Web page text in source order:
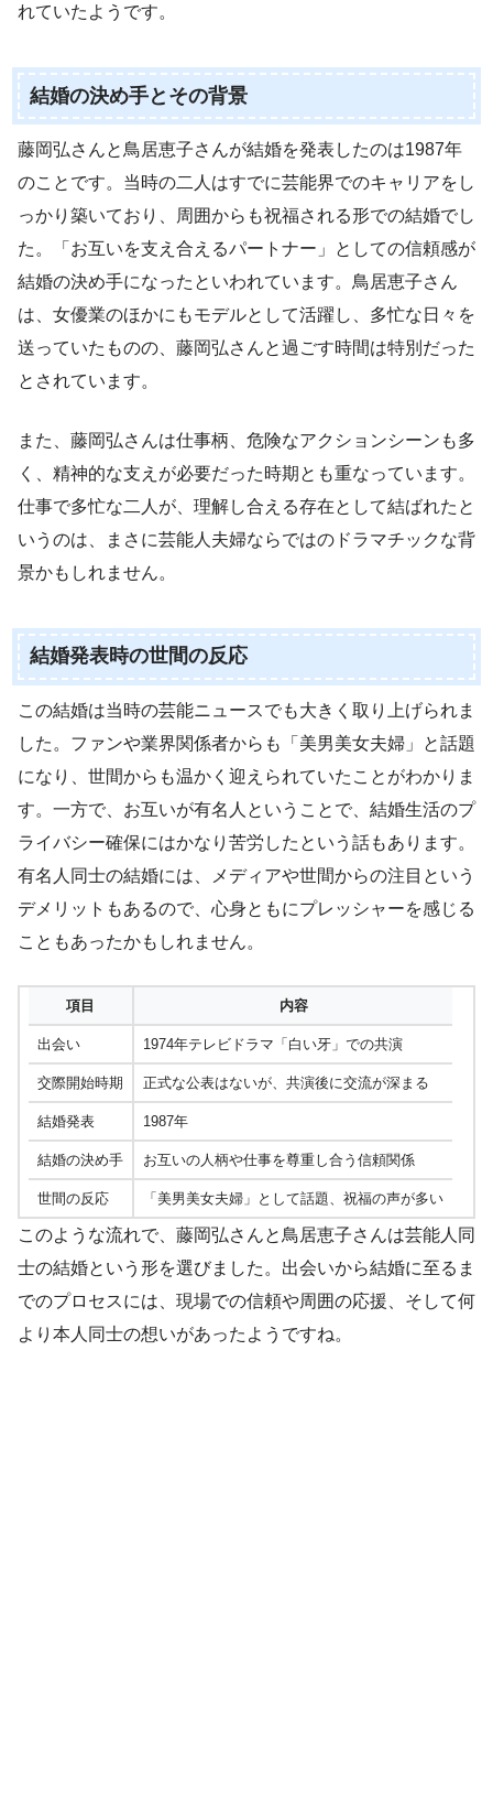
れていたようです。
結婚の決め手とその背景
藤岡弘さんと鳥居恵子さんが結婚を発表したのは1987年
のことです。当時の二人はすでに芸能界でのキャリアをし
っかり築いており、周囲からも祝福される形での結婚でし
た。「お互いを支え合えるパートナー」としての信頼感が
結婚の決め手になったといわれています。鳥居恵子さん
は、女優業のほかにもモデルとして活躍し、多忙な日々を
送っていたものの、藤岡弘さんと過ごす時間は特別だった
とされています。
また、藤岡弘さんは仕事柄、危険なアクションシーンも多
く、精神的な支えが必要だった時期とも重なっています。
仕事で多忙な二人が、理解し合える存在として結ばれたと
いうのは、まさに芸能人夫婦ならではのドラマチックな背
景かもしれません。
結婚発表時の世間の反応
この結婚は当時の芸能ニュースでも大きく取り上げられま
した。ファンや業界関係者からも「美男美女夫婦」と話題
になり、世間からも温かく迎えられていたことがわかりま
す。一方で、お互いが有名人ということで、結婚生活のプ
ライバシー確保にはかなり苦労したという話もあります。
有名人同士の結婚には、メディアや世間からの注目という
デメリットもあるので、心身ともにプレッシャーを感じる
こともあったかもしれません。
項目 内容
出会い 1974年テレビドラマ「白い牙」での共演
交際開始時期 正式な公表はないが、共演後に交流が深まる
結婚発表 1987年
結婚の決め手 お互いの人柄や仕事を尊重し合う信頼関係
世間の反応 「美男美女夫婦」として話題、祝福の声が多い
このような流れで、藤岡弘さんと鳥居恵子さんは芸能人同
士の結婚という形を選びました。出会いから結婚に至るま
でのプロセスには、現場での信頼や周囲の応援、そして何
より本人同士の想いがあったようですね。